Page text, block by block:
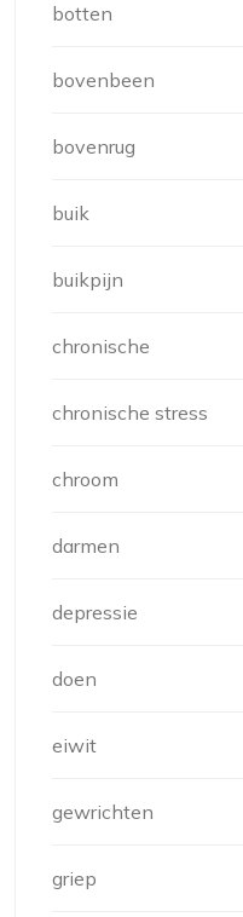
botten
bovenbeen
bovenrug
buik
buikpijn
chronische
chronische stress
chroom
darmen
depressie
doen
eiwit
gewrichten
griep